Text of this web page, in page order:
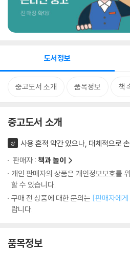
도서정보
중고도서 소개 품목정보 책
중고도서 소개
상
사용 흔적 약간 있으나, 대체적으로
판매자 : 책과 놀이
개인 판매자의 상품은 개인정보보호를
할 수 있습니다.
구매 전 상품에 대한 문의는 [판매자에
랍니다.
품목정보